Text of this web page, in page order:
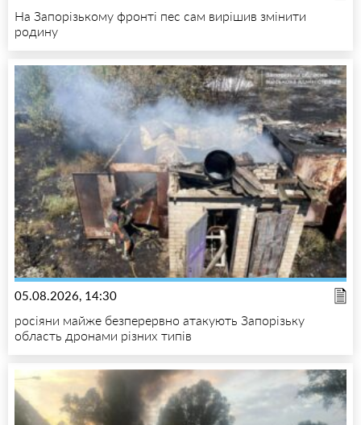
На Запорізькому фронті пес сам вирішив змінити
родину
05.08.2026, 14:30
росіяни майже безперервно атакують Запорізьку
область дронами різних типів